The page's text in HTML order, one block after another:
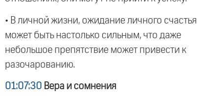
• В личной жизни, ожидание личного счастья
может быть настолько сильным, что даже
небольшое препятствие может привести к
разочарованию.
01:07:30 Вера и сомнения